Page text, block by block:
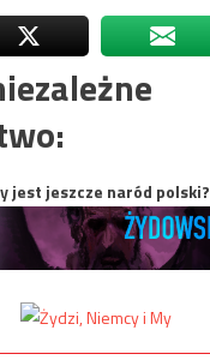
jest jeszcze naród polski?